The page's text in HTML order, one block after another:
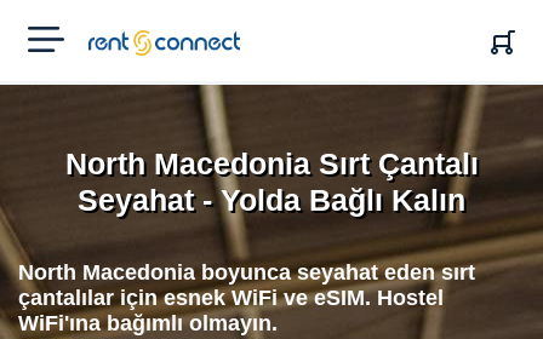
RENT'N
CONNECT
North Macedonia Sırt Çantalı
Seyahat - Yolda Bağlı Kalın
North Macedonia boyunca seyahat eden sırt
çantalılar için esnek WiFi ve eSIM. Hostel
WiFi'ına bağımlı olmayın.